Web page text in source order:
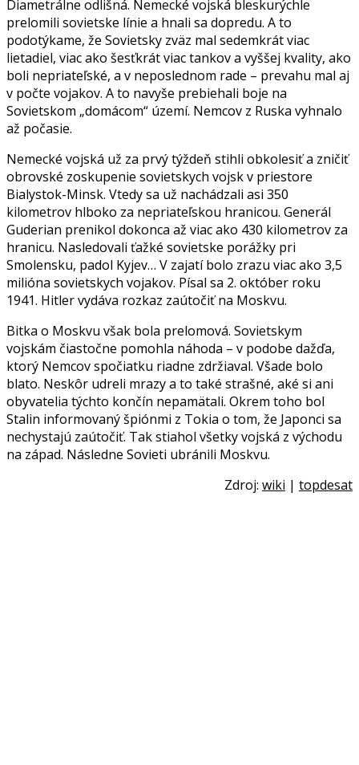
Diametrálne odlišná. Nemecké vojská bleskurýchle
prelomili sovietske línie a hnali sa dopredu. A to
podotýkame, že Sovietsky zväz mal sedemkrát viac
lietadiel, viac ako šesťkrát viac tankov a vyššej kvality, ako
boli nepriateľské, a v neposlednom rade – prevahu mal aj
v počte vojakov. A to navyše prebiehali boje na
Sovietskom „domácom“ území. Nemcov z Ruska vyhnalo
až počasie.
Nemecké vojská už za prvý týždeň stihli obkolesiť a zničiť
obrovské zoskupenie sovietskych vojsk v priestore
Bialystok-Minsk. Vtedy sa už nachádzali asi 350
kilometrov hlboko za nepriateľskou hranicou. Generál
Guderian prenikol dokonca až viac ako 430 kilometrov za
hranicu. Nasledovali ťažké sovietske porážky pri
Smolensku, padol Kyjev… V zajatí bolo zrazu viac ako 3,5
milióna sovietskych vojakov. Písal sa 2. október roku
1941. Hitler vydáva rozkaz zaútočiť na Moskvu.
Bitka o Moskvu však bola prelomová. Sovietskym
vojskám čiastočne pomohla náhoda – v podobe dažďa,
ktorý Nemcov spočiatku riadne zdržiaval. Všade bolo
blato. Neskôr udreli mrazy a to také strašné, aké si ani
obyvatelia týchto končín nepamätali. Okrem toho bol
Stalin informovaný špiónmi z Tokia o tom, že Japonci sa
nechystajú zaútočiť. Tak stiahol všetky vojská z východu
na západ. Následne Sovieti ubránili Moskvu.
Zdroj: wiki | topdesat